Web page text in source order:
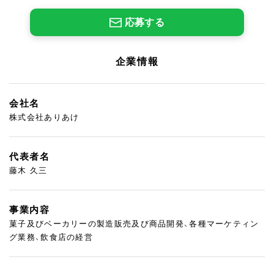
応募する
企業情報
会社名
株式会社ありあけ
代表者名
藤⽊ 久三
事業内容
菓子及びベーカリーの製造販売及び商品開発、各種マーケティン
グ業務、飲食店の経営